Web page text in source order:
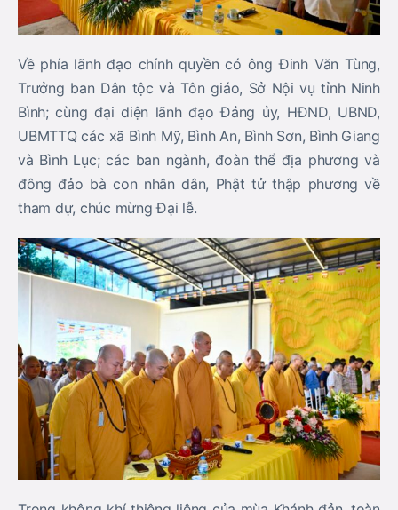
Về phía lãnh đạo chính quyền có ôngĐinh Văn Tùng,
Trưởng ban Dân tộc và Tôn giáo, Sở Nội vụ tỉnh Ninh
Bình; cùng đại diện lãnh đạo Đảng ủy, HĐND, UBND,
UBMTTQ các xã Bình Mỹ, Bình An, Bình Sơn, Bình Giang
và Bình Lục; các ban ngành, đoàn thể địa phương và
đông đảo bà con nhân dân, Phật tử thập phương về
tham dự, chúc mừng Đại lễ.